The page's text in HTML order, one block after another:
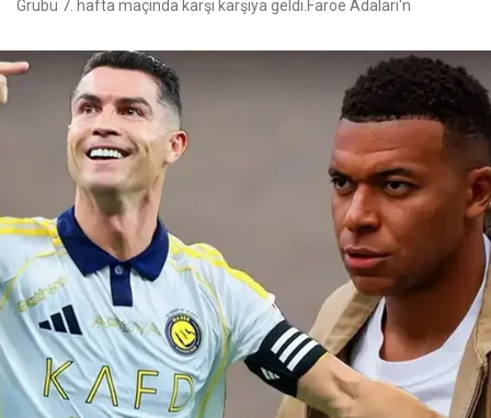
Grubu 7. hafta maçında karşı karşıya geldi.Faroe Adaları'n